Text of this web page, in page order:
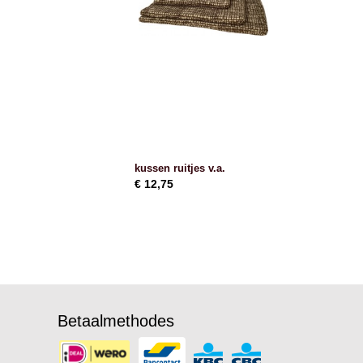
kussen ruitjes v.a.
€ 12,75
Betaalmethodes